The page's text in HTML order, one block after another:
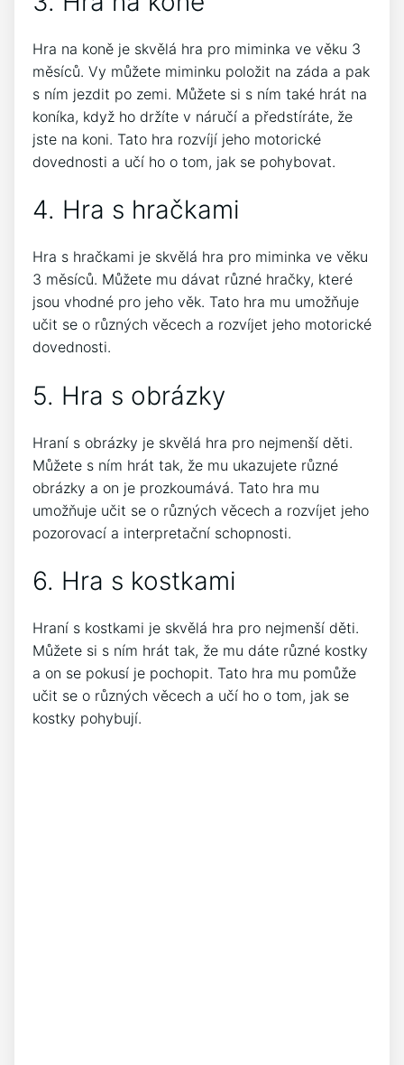
Hra na koně je skvělá hra pro miminka ve věku 3
měsíců. Vy můžete miminku položit na záda a pak
s ním jezdit po zemi. Můžete si s ním také hrát na
koníka, když ho držíte v náručí a předstíráte, že
jste na koni. Tato hra rozvíjí jeho motorické
dovednosti a učí ho o tom, jak se pohybovat.
4. Hra s hračkami
Hra s hračkami je skvělá hra pro miminka ve věku
3 měsíců. Můžete mu dávat různé hračky, které
jsou vhodné pro jeho věk. Tato hra mu umožňuje
učit se o různých věcech a rozvíjet jeho motorické
dovednosti.
5. Hra s obrázky
Hraní s obrázky je skvělá hra pro nejmenší děti.
Můžete s ním hrát tak, že mu ukazujete různé
obrázky a on je prozkoumává. Tato hra mu
umožňuje učit se o různých věcech a rozvíjet jeho
pozorovací a interpretační schopnosti.
6. Hra s kostkami
Hraní s kostkami je skvělá hra pro nejmenší děti.
Můžete si s ním hrát tak, že mu dáte různé kostky
a on se pokusí je pochopit. Tato hra mu pomůže
učit se o různých věcech a učí ho o tom, jak se
kostky pohybují.